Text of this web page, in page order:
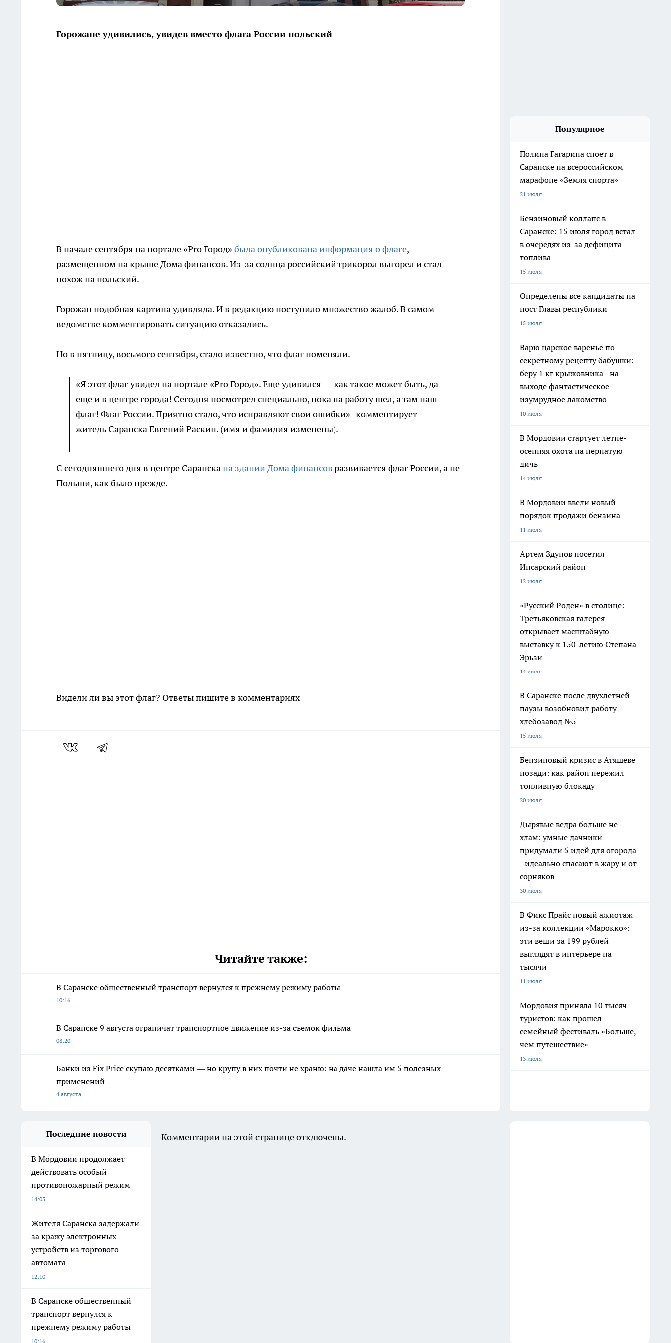
Горожане удивились, увидев вместо флага России польский
В начале сентября на портале «Pro Город» была опубликована информация о флаге,
размещенном на крыше Дома финансов. Из-за солнца российский трикорол выгорел и стал
похож на польский.
Горожан подобная картина удивляла. И в редакцию поступило множество жалоб. В самом
ведомстве комментировать ситуацию отказались.
Но в пятницу, восьмого сентября, стало известно, что флаг поменяли.
«Я этот флаг увидел на портале «Pro Город». Еще удивился — как такое может быть, да
еще и в центре города! Сегодня посмотрел специально, пока на работу шел, а там наш
флаг! Флаг России. Приятно стало, что исправляют свои ошибки»- комментирует
житель Саранска Евгений Раскин. (имя и фамилия изменены).
С сегодняшнего дня в центре Саранскана здании Дома финансов развивается флаг России, а не
Польши, как было прежде.
Видели ли вы этот флаг? Ответы пишите в комментариях
Читайте также:
В Саранске общественный транспорт вернулся к прежнему режиму работы
10:16
В Саранске 9 августа ограничат транспортное движение из-за съемок фильма
08:20
Банки из Fix Price скупаю десятками — но крупу в них почти не храню: на даче нашла им 5 полезных
применений
4 августа
Популярное
Полина Гагарина споет в
Саранске на всероссийском
марафоне «Земля спорта»
21 июля
Бензиновый коллапс в
Саранске: 15 июля город встал
в очередях из-за дефицита
топлива
15 июля
Определены все кандидаты на
пост Главы республики
15 июля
Варю царское варенье по
секретному рецепту бабушки:
беру 1 кг крыжовника - на
выходе фантастическое
изумрудное лакомство
10 июля
В Мордовии стартует летне-
осенняя охота на пернатую
дичь
14 июля
В Мордовии ввели новый
порядок продажи бензина
11 июля
Артем Здунов посетил
Инсарский район
12 июля
«Русский Роден» в столице:
Третьяковская галерея
открывает масштабную
выставку к 150-летию Степана
Эрьзи
14 июля
В Саранске после двухлетней
паузы возобновил работу
хлебозавод №5
15 июля
Бензиновый кризис в Атяшеве
позади: как район пережил
топливную блокаду
20 июля
Дырявые ведра больше не
хлам: умные дачники
придумали 5 идей для огорода
- идеально спасают в жару и от
сорняков
30 июля
В Фикс Прайс новый ажиотаж
из-за коллекции «Марокко»:
эти вещи за 199 рублей
выглядят в интерьере на
тысячи
11 июля
Мордовия приняла 10 тысяч
туристов: как прошел
семейный фестиваль «Больше,
чем путешествие»
13 июля
Последние новости
В Мордовии продолжает
действовать особый
противопожарный режим
14:05
Жителя Саранска задержали
за кражу электронных
устройств из торгового
автомата
12:10
В Саранске общественный
транспорт вернулся к
прежнему режиму работы
10:16
Комментарии на этой странице отключены.